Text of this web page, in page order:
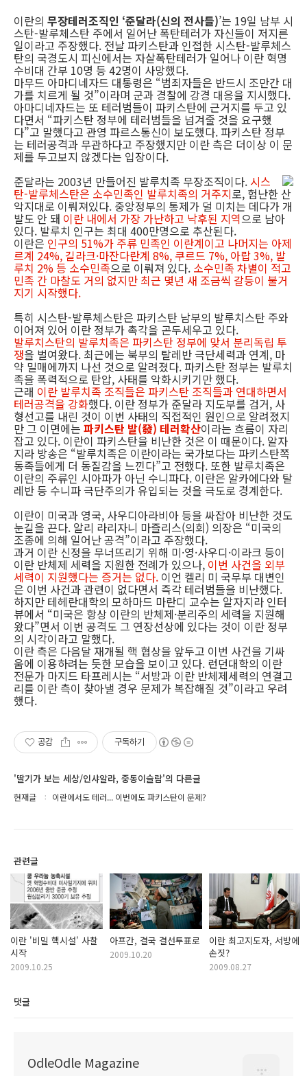
이란의 무장테러조직인 ‘준달라(신의 전사들)’는 19일 남부 시
스탄-발루체스탄 주에서 일어난 폭탄테러가 자신들이 저지른
일이라고 주장했다. 전날 파키스탄과 인접한 시스탄-발루체스
탄의 국경도시 피신에서는 자살폭탄테러가 일어나 이란 혁명
수비대 간부 10명 등 42명이 사망했다.
마무드 아마디네자드 대통령은 “범죄자들은 반드시 조만간 대
가를 치르게 될 것”이라며 군과 경찰에 강경 대응을 지시했다.
아마디네자드는 또 테러범들이 파키스탄에 근거지를 두고 있
다면서 “파키스탄 정부에 테러범들을 넘겨줄 것을 요구했
다”고 말했다고 관영 파르스통신이 보도했다. 파키스탄 정부
는 테러공격과 무관하다고 주장했지만 이란 측은 더이상 이 문
제를 두고보지 않겠다는 입장이다.
준달라는 2003년 만들어진 발루치족 무장조직이다. 시스
탄-발루체스탄은 소수민족인 발루치족의 거주지로, 험난한 산
악지대로 이뤄져있다. 중앙정부의 통제가 덜 미치는 데다가 개
발도 안 돼 이란 내에서 가장 가난하고 낙후된 지역으로 남아
있다. 발루치 인구는 최대 400만명으로 추산된다.
이란은 인구의 51%가 주류 민족인 이란계이고 나머지는 아제
르계 24%, 길라크·마잔다란계 8%, 쿠르드 7%, 아랍 3%, 발
루치 2% 등 소수민족으로 이뤄져 있다. 소수민족 차별이 적고
민족 간 마찰도 거의 없지만 최근 몇년 새 조금씩 갈등이 불거
지기 시작했다.
특히 시스탄-발루체스탄은 파키스탄 남부의 발루치스탄 주와
이어져 있어 이란 정부가 촉각을 곤두세우고 있다.
발루치스탄의 발루치족은 파키스탄 정부에 맞서 분리독립 투
쟁을 벌여왔다. 최근에는 북부의 탈레반 극단세력과 연계, 마
약 밀매에까지 나선 것으로 알려졌다. 파키스탄 정부는 발루치
족을 폭력적으로 탄압, 사태를 악화시키기만 했다.
근래 이란 발루치족 조직들은 파키스탄 조직들과 연대하면서
테러공격을 강화했다. 이란 정부가 준달라 지도부를 검거, 사
형선고를 내린 것이 이번 사태의 직접적인 원인으로 알려졌지
만 그 이면에는 파키스탄 발(發) 테러확산이라는 흐름이 자리
잡고 있다. 이란이 파키스탄을 비난한 것은 이 때문이다. 알자
지라 방송은 “발루치족은 이란이라는 국가보다는 파키스탄쪽
동족들에게 더 동질감을 느낀다”고 전했다. 또한 발루치족은
이란의 주류인 시아파가 아닌 수니파다. 이란은 알카에다와 탈
레반 등 수니파 극단주의가 유입되는 것을 극도로 경계한다.
이란이 미국과 영국, 사우디아라비아 등을 싸잡아 비난한 것도
눈길을 끈다. 알리 라리자니 마즐리스(의회) 의장은 “미국의
조종에 의해 일어난 공격”이라고 주장했다.
과거 이란 신정을 무너뜨리기 위해 미·영·사우디·이라크 등이
이란 반체제 세력을 지원한 전례가 있으나, 이번 사건을 외부
세력이 지원했다는 증거는 없다. 이언 켈리 미 국무부 대변인
은 이번 사건과 관련이 없다면서 즉각 테러범들을 비난했다.
하지만 테헤란대학의 모하마드 마란디 교수는 알자지라 인터
뷰에서 “미국은 항상 이란의 반체제·분리주의 세력을 지원해
왔다”면서 이번 공격도 그 연장선상에 있다는 것이 이란 정부
의 시각이라고 말했다.
이란 측은 다음달 재개될 핵 협상을 앞두고 이번 사건을 기싸
움에 이용하려는 듯한 모습을 보이고 있다. 런던대학의 이란
전문가 마지드 타프레시는 “서방과 이란 반체제세력의 연결고
리를 이란 측이 찾아낼 경우 문제가 복잡해질 것”이라고 우려
했다.
공감 구독하기
'딸기가 보는 세상/인샤알라, 중동이슬람'의 다른글
현재글 이란에서도 테러... 이번에도 파키스탄이 문제?
관련글
이란 '비밀 핵시설' 사찰
시작
2009.10.25
아프간, 결국 결선투표로
2009.10.20
이란 최고지도자, 서방에
손짓?
2009.08.27
댓글
OdleOdle Magazine